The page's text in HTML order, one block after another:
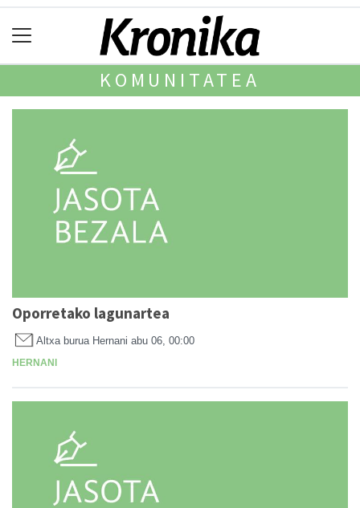
KOMUNITATEA
Oporretako lagunartea
Altxa burua Hernani abu 06, 00:00
HERNANI